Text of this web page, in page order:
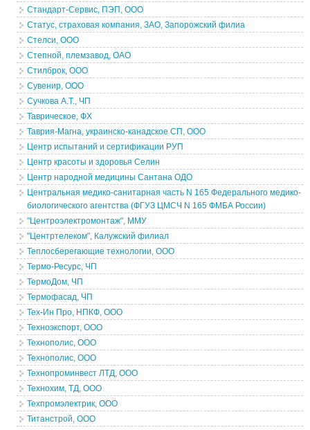
Стандарт-Сервис, ПЭП, ООО
Статус, страховая компания, ЗАО, Запорожский филиа
Стелси, ООО
Степной, племзавод, ОАО
Стилброк, ООО
Сувенир, ООО
Сучкова А.Т., ЧП
Таврическое, ФХ
Таврия-Магна, украинско-канадское СП, ООО
Центр испытаний и сертификации РУП
Центр красоты и здоровья Селин
Центр народной медицины Сантана ОДО
Центральная медико-санитарная часть N 165 Федерального медико-
биологического агентства (ФГУЗ ЦМСЧ N 165 ФМБА России)
"Центроэлектромонтаж", ММУ
"Центртелеком", Калужский филиал
Теплосберегающие технологии, ООО
Термо-Ресурс, ЧП
ТермоДом, ЧП
Термофасад, ЧП
Тех-Ин Про, НПКФ, ООО
Техноэкспорт, ООО
Технополис, ООО
Технополис, ООО
Технопроминвест ЛТД, ООО
Технохим, ТД, ООО
Техпромэлектрик, ООО
Титанстрой, ООО